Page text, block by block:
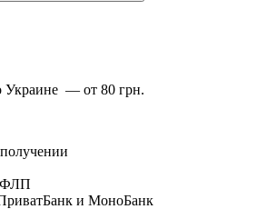
Украине — от 80 грн.
ФЛП
и МоноБанк